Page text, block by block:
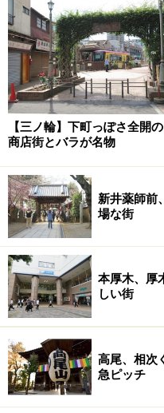
【三ノ輪】下町っぽさ全開の
商店街とバラが名物
新井薬師前
場な街
本厚木、厚
しい街
高尾、相次
急ピッチ